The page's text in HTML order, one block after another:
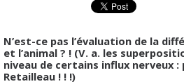
N’est-ce pas l’évaluation de la
et l’animal ? ! (V. a. les
niveau de certains influx nerveux :
Retailleau ! ! !)